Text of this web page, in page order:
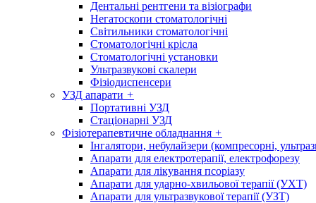
Дентальні рентгени та візіографи
Негатоскопи стоматологічні
Світильники стоматологічні
Стоматологічні крісла
Стоматологічні установки
Ультразвукові скалери
Фізіодиспенсери
УЗД апарати +
Портативні УЗД
Стаціонарні УЗД
Фізіотерапевтичне обладнання +
Інгалятори, небулайзери (компресорні,
Апарати для електротерапії, електрофорезу
Апарати для лікування псоріазу
Апарати для ударно-хвильової терапії (УХТ)
Апарати для ультразвукової терапії (УЗТ)